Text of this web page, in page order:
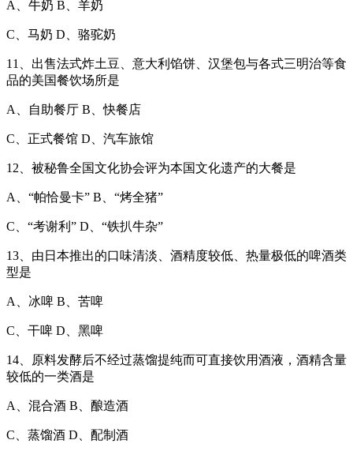
A、牛奶 B、羊奶
C、马奶 D、骆驼奶
11、出售法式炸土豆、意大利馅饼、汉堡包与各式三明治等食
品的美国餐饮场所是
A、自助餐厅 B、快餐店
C、正式餐馆 D、汽车旅馆
12、被秘鲁全国文化协会评为本国文化遗产的大餐是
A、“帕恰曼卡” B、“烤全猪”
C、“考谢利” D、“铁扒牛杂”
13、由日本推出的口味清淡、酒精度较低、热量极低的啤酒类
型是
A、冰啤 B、苦啤
C、干啤 D、黑啤
14、原料发酵后不经过蒸馏提纯而可直接饮用酒液，酒精含量
较低的一类酒是
A、混合酒 B、酿造酒
C、蒸馏酒 D、配制酒